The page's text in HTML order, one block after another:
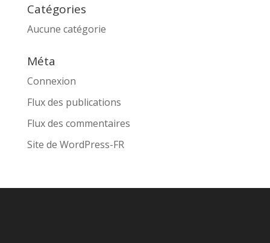
Catégories
Aucune catégorie
Méta
Connexion
Flux des publications
Flux des commentaires
Site de WordPress-FR